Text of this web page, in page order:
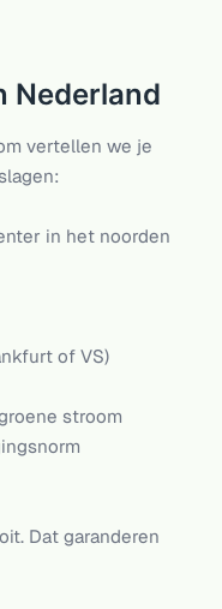
Nederland
vertellen we je
in het noorden
of VS)
stroom
Dat garanderen